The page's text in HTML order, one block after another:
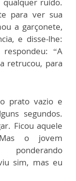
para ver sua
a garçonete,
e disse-lhe:
“A
retrucou, para
prato vazio e
segundos.
Ficou aquele
o jovem
sim, mas eu